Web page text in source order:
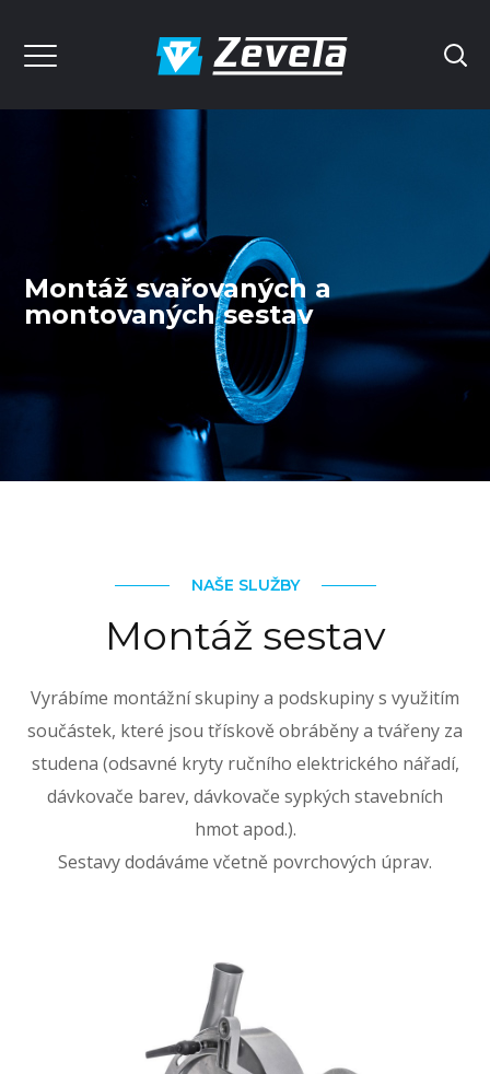
Montáž svařovaných a
montovaných sestav
NAŠE SLUŽBY
Montáž sestav
Vyrábíme montážní skupiny a podskupiny s využitím
součástek, které jsou třískově obráběny a tvářeny za
studena (odsavné kryty ručního elektrického nářadí,
dávkovače barev, dávkovače sypkých stavebních
hmot apod.).
Sestavy dodáváme včetně povrchových úprav.